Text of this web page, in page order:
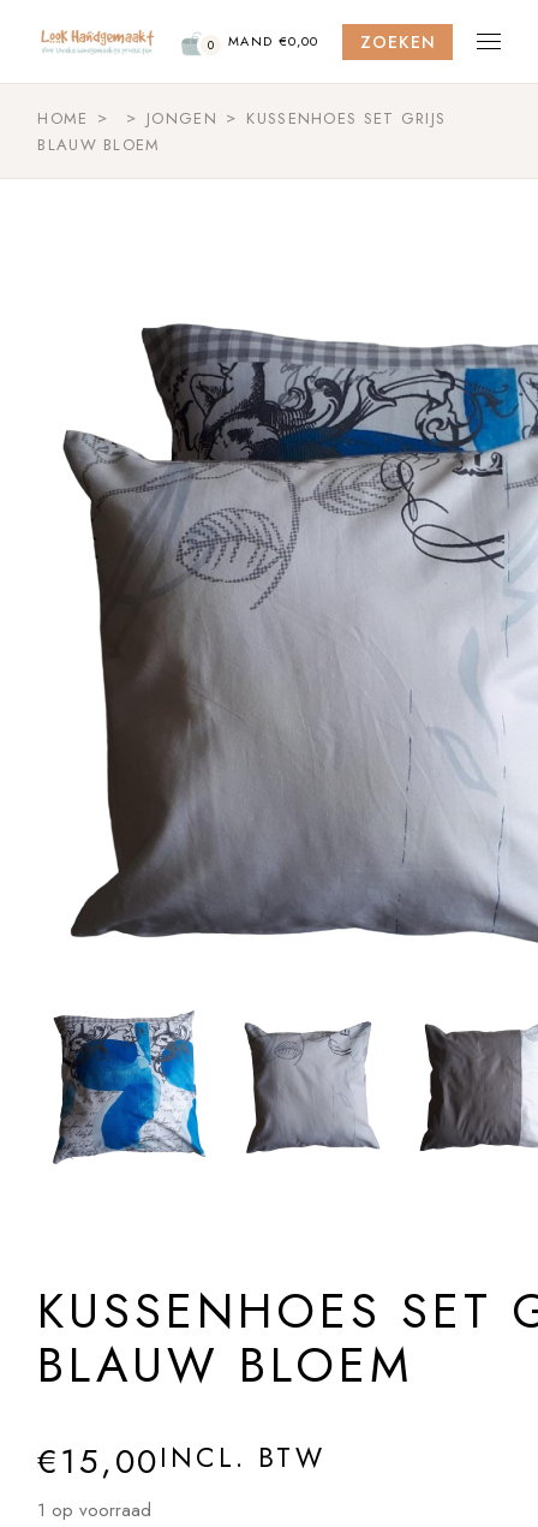
content
0 MAND €0,00 ZOEKEN
HOME JONGEN
KUSSENHOES SET GRIJS
BLAUW BLOEM
KUSSENHOES SET
BLAUW BLOEM
€15,00INCL. BTW
1 op voorraad